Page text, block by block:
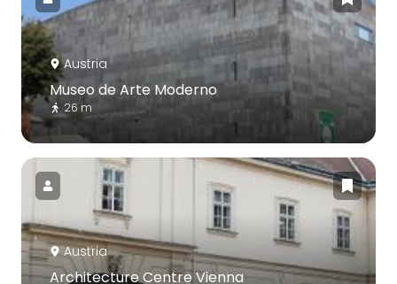
Austria
Museo de Arte Moderno
26 m
Austria
Architecture Centre Vienna